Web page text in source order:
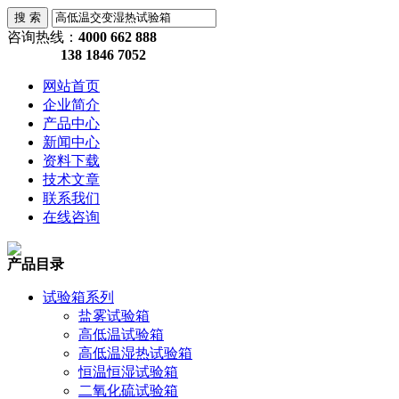
咨询热线： 4000 662 888
138 1846 7052
网站首页
企业简介
产品中心
新闻中心
资料下载
技术文章
联系我们
在线咨询
产品目录
试验箱系列
盐雾试验箱
高低温试验箱
高低温湿热试验箱
恒温恒湿试验箱
二氧化硫试验箱